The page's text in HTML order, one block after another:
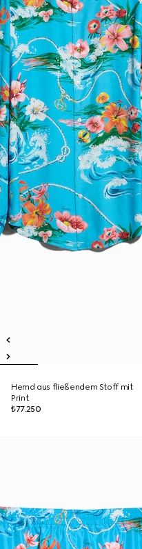
Hemd aus fließendem Stoff mit
Print
₺77.250